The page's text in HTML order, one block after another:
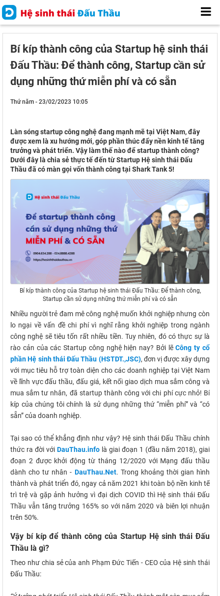
Bí kíp thành công của Startup hệ sinh thái
Đấu Thầu: Để thành công, Startup cần sử
dụng những thứ miễn phí và có sẵn
Thứ năm - 23/02/2023 10:05
Làn sóng startup công nghệ đang mạnh mẽ tại Việt Nam, đây
được xem là xu hướng mới, góp phần thúc đẩy nền kinh tế tăng
trưởng và phát triển. Vậy làm thế nào để startup thành công?
Dưới đây là chia sẻ thực tế đến từ Startup Hệ sinh thái Đấu
Thầu đã có màn gọi vốn thành công tại Shark Tank 5!
Bí kíp thành công của Startup hệ sinh thái Đấu Thầu: Để thành công,
Startup cần sử dụng những thứ miễn phí và có sẵn
Nhiều người trẻ đam mê công nghệ muốn khởi nghiệp nhưng còn
lo ngại về vấn đề chi phí vì nghĩ rằng khởi nghiệp trong ngành
công nghệ sẽ tiêu tốn rất nhiều tiền. Tuy nhiên, đó có thực sự là
rào cản của các Startup công nghệ hiện nay? Bởi lẽCông ty cổ
phần Hệ sinh thái Đấu Thầu (HSTDT.,JSC), đơn vị được xây dựng
với mục tiêu hỗ trợ toàn diện cho các doanh nghiệp tại Việt Nam
về lĩnh vực đấu thầu, đấu giá, kết nối giao dịch mua sắm công và
mua sắm tư nhân, đã startup thành công với chi phí cực nhỏ! Bí
kíp của chúng tôi chính là sử dụng những thứ “miễn phí” và “có
sẵn” của doanh nghiệp.
Tại sao có thể khẳng định như vậy? Hệ sinh thái Đấu Thầu chính
thức ra đời với DauThau.info là giai đoạn 1 (đầu năm 2018), giai
đoạn 2 được khởi động từ tháng 12/2020 với Mạng đấu thầu
dành cho tư nhân - DauThau.Net. Trong khoảng thời gian hình
thành và phát triển đó, ngay cả năm 2021 khi toàn bộ nền kinh tế
trì trệ và gặp ảnh hưởng vì đại dịch COVID thì Hệ sinh thái Đấu
Thầu vẫn tăng trưởng 165% so với năm 2020 và biên lợi nhuận
trên 50%.
Vậy bí kíp để thành công của Startup Hệ sinh thái Đấu
Thầu là gì?
Theo như chia sẻ của anh Phạm Đức Tiến - CEO của Hệ sinh thái
Đấu Thầu: